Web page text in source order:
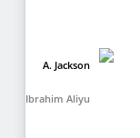
Ibrahim Aliyu
A. Jackson